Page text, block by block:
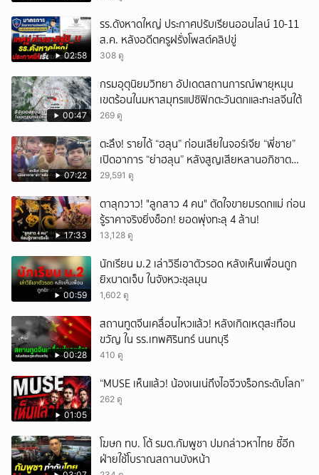
02:58
รร.ดังหาดใหญ่ ประกาศปรับเรียนออนไลน์ 10-11
ส.ค. หลังอดีตครูฝรั่งโพสต์คลิปขู่
308 ดู
00:47
กรมอุตุนิยมวิทยา อัปเดตสถานการณ์พายุหมุน
เขตร้อนในมหาสมุทรแปซิฟิกตะวันตกและทะเลจีนใต้
269 ดู
07:22
ตะลึง! รายได้ “ฮลุน” ก่อนเสียในจอร์เจีย “พี่ชาย”
เปิดอาการ “ย่าฮลุน” หลังสูญเสียหลานอภิชาต
บุตร!
29,591 ดู
17:33
ตาลุกวาว! "ลูกสาว 4 คน" ตัดใจขายมรดกแม่ ก่อน
รู้ราคาจริงยิ่งช็อก! ยอดพุ่งทะลุ 4 ล้าน!
13,128 ดู
00:59
นักเรียน ม.2 เล่าวิธีเอาตัวรอด หลังเห็นเพื่อนถูก
ยิxบาดเจ็บ ในจังหวะชุลมุน
1,602 ดู
00:28
สถานทูตจีนเคลื่อนไหวแล้ว! หลังเกิดเหตุสะเทือน
ขวัญ ใน รร.เทพศิรินทร์ นนทบุรี
410 ดู
01:05
“MUSE เห็นแล้ว! น้องเนเน่ถึงไอจีวงร็อกระดับโลก”
262 ดู
โฆษก ทบ. โต้ รมต.กัมพูชา ปมกล่าวหาไทย ชี้อีก
ฝ่ายใช้โบราณสถานบังหน้า